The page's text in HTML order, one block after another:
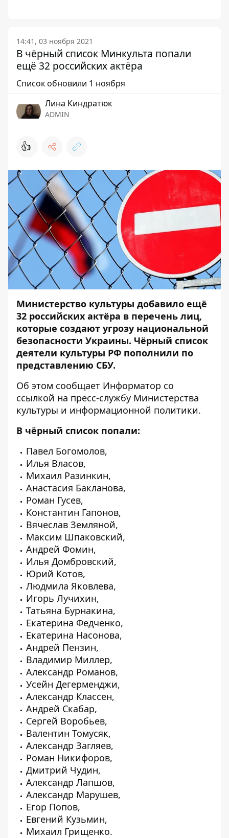
14:41, 03 ноября 2021
В чёрный список Минкульта попали
ещё 32 российских актёра
Список обновили 1 ноября
Лина Киндратюк
ADMIN
👍
Министерство культуры добавило ещё
32 российских актёра в перечень лиц,
которые создают угрозу национальной
безопасности Украины. Чёрный список
деятели культуры РФ пополнили по
представлению СБУ.
Об этом сообщает Информатор со
ссылкой на пресс-службу Министерства
культуры и информационной политики.
В чёрный список попали:
Павел Богомолов,
Илья Власов,
Михаил Разинкин,
Анастасия Бакланова,
Роман Гусев,
Константин Гапонов,
Вячеслав Земляной,
Максим Шпаковский,
Андрей Фомин,
Илья Домбровский,
Юрий Котов,
Людмила Яковлева,
Игорь Лучихин,
Татьяна Бурнакина,
Екатерина Федченко,
Екатерина Насонова,
Андрей Пензин,
Владимир Миллер,
Александр Романов,
Усейн Дегерменджи,
Александр Классен,
Андрей Скабар,
Сергей Воробьев,
Валентин Томусяк,
Александр Загляев,
Роман Никифоров,
Дмитрий Чудин,
Александр Лапшов,
Александр Марушев,
Егор Попов,
Евгений Кузьмин,
Михаил Грищенко.